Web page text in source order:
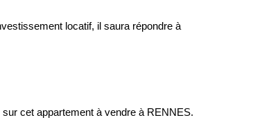
locatif, il saura répondre à
cet appartement à vendre à RENNES.